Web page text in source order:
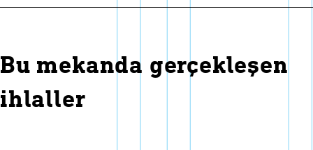
Bu mekanda gerçekleşen
ihlaller